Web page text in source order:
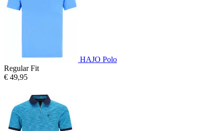
HAJO Polo
Regular Fit
€ 49,95